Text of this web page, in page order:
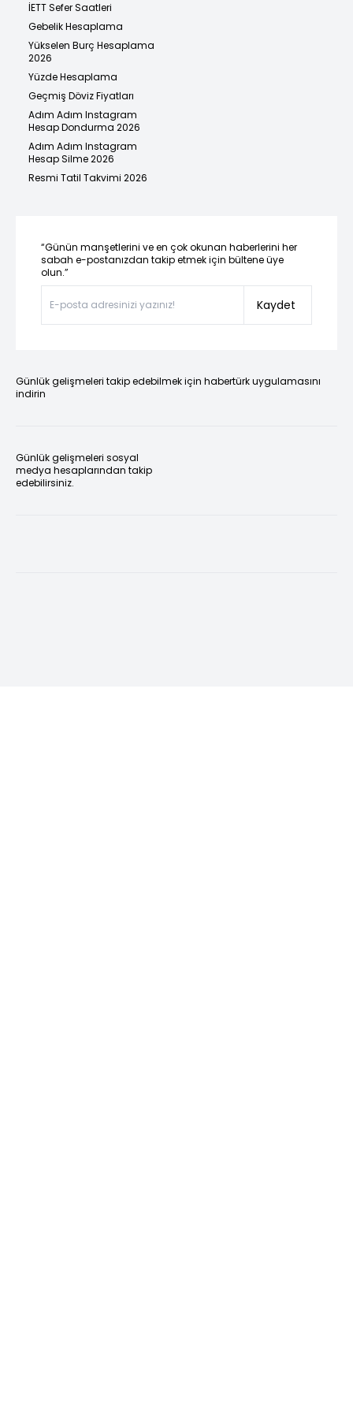
İETT Sefer Saatleri
Gebelik Hesaplama
Yükselen Burç Hesaplama
2026
Yüzde Hesaplama
Geçmiş Döviz Fiyatları
Adım Adım Instagram
Hesap Dondurma 2026
Adım Adım Instagram
Hesap Silme 2026
Resmi Tatil Takvimi 2026
“Günün manşetlerini ve en çok okunan haberlerini her
sabah e-postanızdan takip etmek için bültene üye
olun.”
Kaydet
Günlük gelişmeleri takip edebilmek için habertürk uygulamasını
indirin
Günlük gelişmeleri sosyal
medya hesaplarından takip
edebilirsiniz.